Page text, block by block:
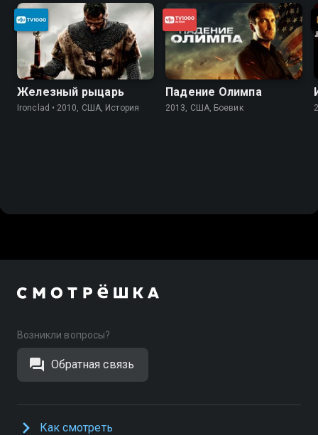
Железный рыцарь
Ironclad • 2010, США, История
Падение Олимпа
2013, США, Боевик
Возникли вопросы?
Обратная связь
Как смотреть